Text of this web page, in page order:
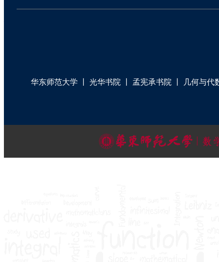
华东师范大学 光华书院 孟宪承书院 几何与代